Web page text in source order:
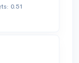
0.51